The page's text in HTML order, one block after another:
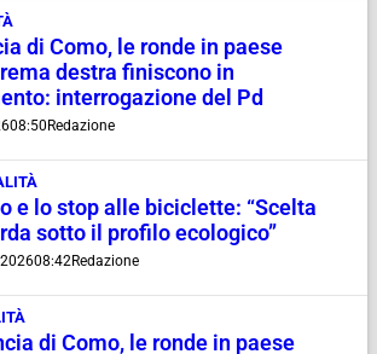
di Como, le ronde in paese
destra finiscono in
interrogazione del Pd
08:50 Redazione
e lo stop alle biciclette: “Scelta
sotto il profilo ecologico”
08:42Redazione
di Como, le ronde in paese